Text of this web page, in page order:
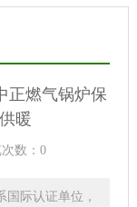
正燃气锅炉保
暖
数：0
国际认证单位，